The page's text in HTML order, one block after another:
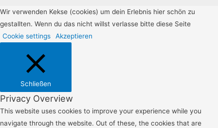
Wir verwenden Kekse (cookies) um dein Erlebnis hier schön zu
gestallten. Wenn du das nicht willst verlasse bitte diese Seite
Cookie settings
Akzeptieren
Schließen
Privacy Overview
This website uses cookies to improve your experience while you
navigate through the website. Out of these, the cookies that are